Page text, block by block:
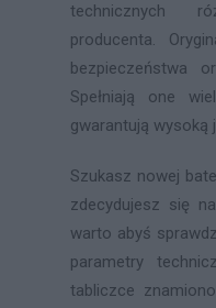
technicznych
producenta.
bezpieczeństwa
Spełniają one
gwarantują wysoką
Szukasz nowej
zdecydujesz się
warto abyś
parametry
tabliczce